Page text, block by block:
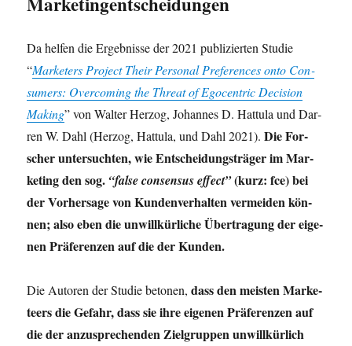
Da hel­fen die Ergeb­nis­se der 2021 publi­zier­ten Stu­die
“Mar­ket­ers Pro­ject Their Per­so­nal Pre­fe­ren­ces onto Con­
su­mers: Over­co­ming the Thre­at of Ego­cen­tric Decis­i­on
Making” von Wal­ter Her­zog, Johan­nes D. Hat­tu­la und Dar­
ren W. Dahl (Her­zog, Hat­tu­la, und Dahl 2021).Die For­
scher unter­such­ten, wie Ent­schei­dungs­trä­ger im Mar­
ke­ting den sog. “fal­se con­sen­sus effect”(kurz: fce) bei
der Vor­her­sa­ge von Kun­den­ver­hal­ten ver­mei­den kön­
nen; also eben die unwill­kür­li­che Über­tra­gung der eige­
nen Prä­fe­ren­zen auf die der Kunden.
Die Autoren der Stu­die beto­nen,dass den meis­ten Mar­ke­
teers die Gefahr, dass sie ihre eige­nen Prä­fe­ren­zen auf
die der anzu­spre­chen­den Ziel­grup­pen unwill­kür­lich